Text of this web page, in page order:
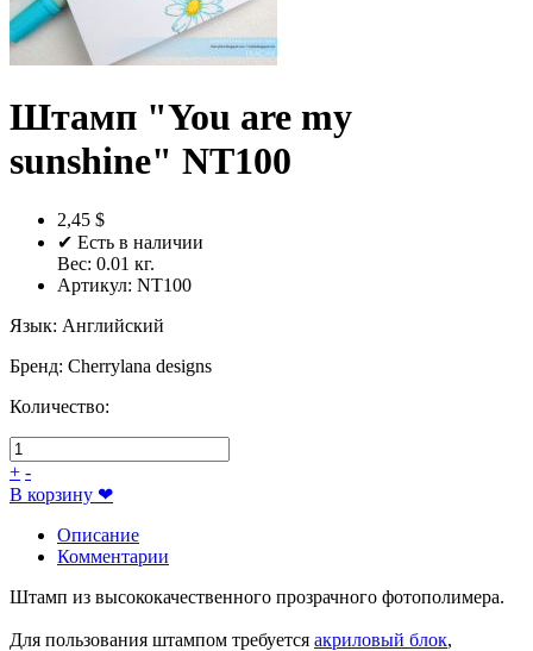
Штамп "You are my
sunshine" NT100
2,45 $
✔ Есть в наличии
Вес: 0.01 кг.
Артикул: NT100
Язык: Английский
Бренд: Cherrylana designs
Количество:
+ -
В корзину ❤
Описание
Комментарии
Штамп из высококачественного прозрачного фотополимера.
Для пользования штампом требуется акриловый блок,